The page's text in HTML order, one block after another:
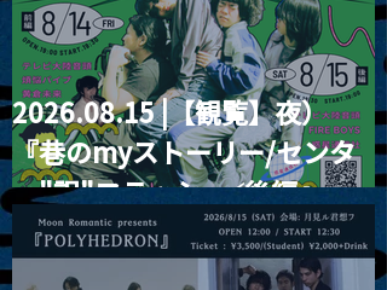
2026.08.15 |【観覧】夜）
『巷のmyストーリー/センタ
ー"訳"フラッシュ⚡️後編』